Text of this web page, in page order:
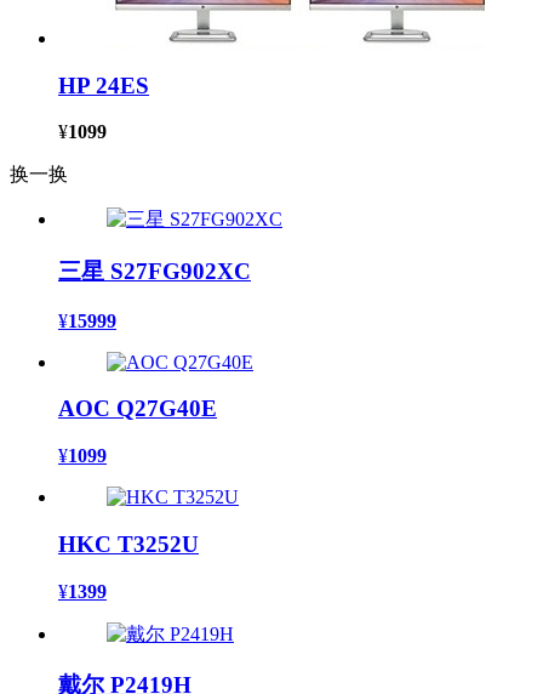
HP 24ES
¥1099
换一换
三星 S27FG902XC
¥15999
AOC Q27G40E
¥1099
HKC T3252U
¥1399
戴尔 P2419H